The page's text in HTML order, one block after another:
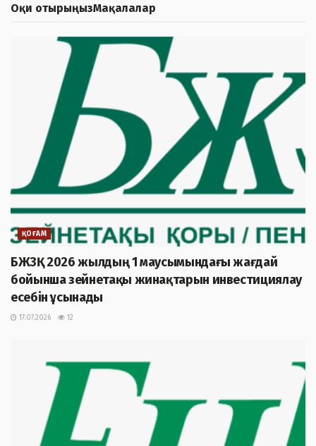
Оқи отырыңызМақалалар
ҚОҒАМ
БЖЗҚ 2026 жылдың 1 маусымындағы жағдай
бойынша зейнетақы жинақтарын инвестициялау
есебін ұсынады
17.07.2026 12